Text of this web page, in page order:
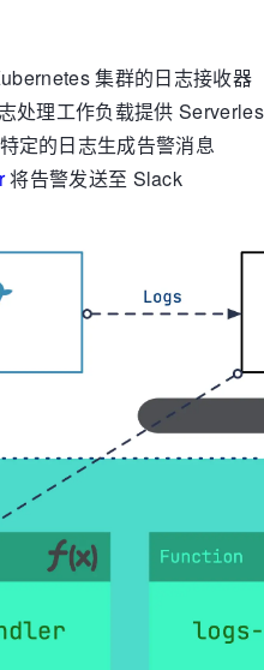
集群的日志接收器
处理工作负载提供
定的日志生成告警消息
将告警发送至 Slack